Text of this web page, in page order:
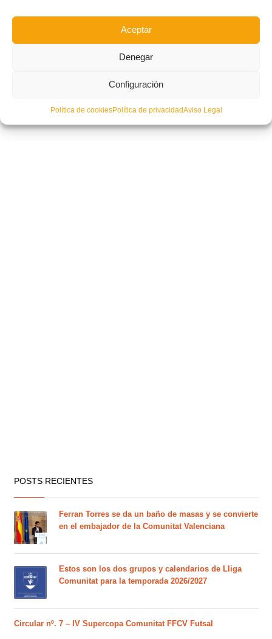
Aceptar
Denegar
Configuración
Política de cookiesPolítica de privacidadAviso Legal
POSTS RECIENTES
Ferran Torres se da un baño de masas y se convierte
en el embajador de la Comunitat Valenciana
Estos son los dos grupos y calendarios de Lliga
Comunitat para la temporada 2026/2027
Circular nº. 7 – IV Supercopa Comunitat FFCV Futsal